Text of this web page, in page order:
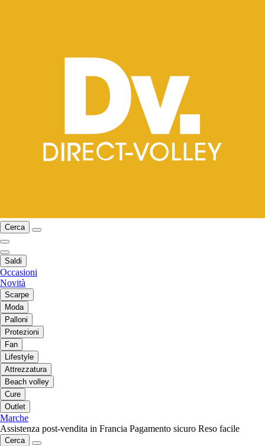
Cerca
Saldi
Occasioni
Novità
Scarpe
Moda
Palloni
Protezioni
Fan
Lifestyle
Attrezzatura
Beach volley
Cure
Outlet
Marche
Assistenza post-vendita in Francia Pagamento sicuro Reso facile
Cerca